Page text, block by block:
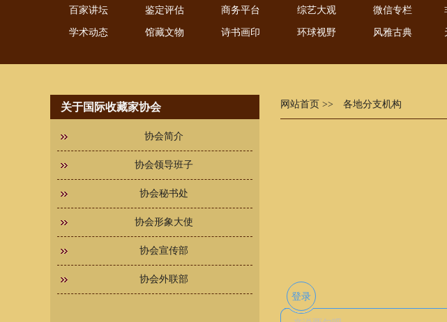
百家讲坛 鉴定评估 商务平台 综艺大观 微信专栏
学术动态 馆藏文物 诗书画印 环球视野 风雅古典
关于国际收藏家协会
协会简介
协会领导班子
协会秘书处
协会形象大使
协会宣传部
协会外联部
网站首页 >> 各地分支机构
登录